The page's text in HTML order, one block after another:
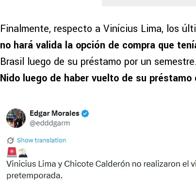
Finalmente, respecto a Vinícius Lima, los
no hará valida la opción de compra que
Brasil luego de su préstamo por un
Nido luego de haber vuelto de su